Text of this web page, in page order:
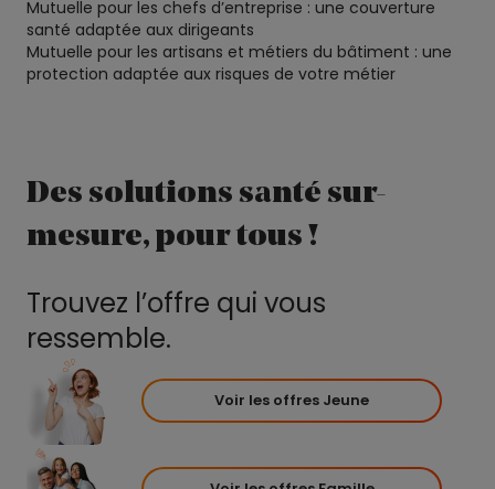
Mutuelle pour les chefs d’entreprise : une couverture
santé adaptée aux dirigeants
Mutuelle pour les artisans et métiers du bâtiment : une
protection adaptée aux risques de votre métier
Des solutions santé sur-
mesure, pour tous !
Trouvez l’offre qui vous
ressemble.
Voir les offres Jeune